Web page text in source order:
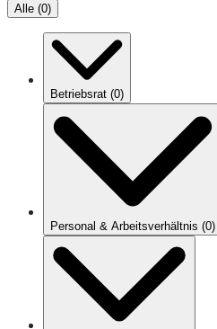
Alle (0)
Betriebsrat (0)
Personal & Arbeitsverhältnis (0)